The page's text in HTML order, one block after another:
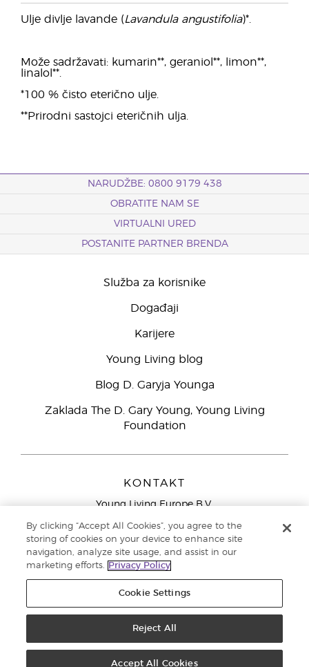
Ulje divlje lavande (Lavandula angustifolia)*.
Može sadržavati: kumarin**, geraniol**, limon**,
linalol**.
*100 % čisto eterično ulje.
**Prirodni sastojci eteričnih ulja.
NARUDŽBE: 0800 9179 438
OBRATITE NAM SE
VIRTUALNI URED
POSTANITE PARTNER BRENDA
Služba za korisnike
Događaji
Karijere
Young Living blog
Blog D. Garyja Younga
Zaklada The D. Gary Young, Young Living
Foundation
KONTAKT
Young Living Europe B.V.
9727 AJ Groningen
Sjedište tvrtke Young Living Europe Ltd.:
9000
Pravila o privatnosti
By clicking “Accept All Cookies”, you agree to the
storing of cookies on your device to enhance site
navigation, analyze site usage, and assist in our
marketing efforts.
Privacy Policy
Cookie Settings
Reject All
Accept All Cookies